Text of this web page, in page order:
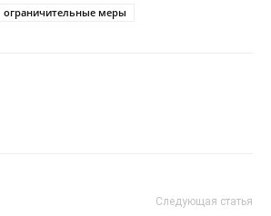
ограничительные меры
Следующая статья